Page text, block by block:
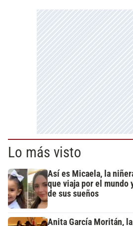
Lo más visto
Así es Micaela, la
que viaja por el mundo
de sus sueños
Anita García Moritán,